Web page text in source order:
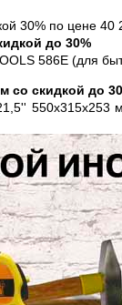
30% по цене 40
до 30%
586Е (для
со скидкой до
550х315х253